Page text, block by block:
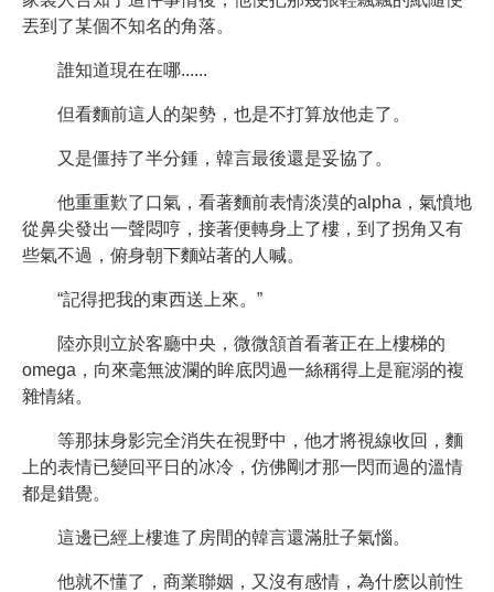
丟到了某個不知名的角落。
誰知道現在在哪......
但看麵前這人的架勢，也是不打算放他走了。
又是僵持了半分鍾，韓言最後還是妥協了。
他重重歎了口氣，看著麵前表情淡漠的alpha，氣憤地
從鼻尖發出一聲悶哼，接著便轉身上了樓，到了拐角又有
些氣不過，俯身朝下麵站著的人喊。
“記得把我的東西送上來。”
陸亦則立於客廳中央，微微頷首看著正在上樓梯的
omega，向來毫無波瀾的眸底閃過一絲稱得上是寵溺的複
雜情緒。
等那抹身影完全消失在視野中，他才將視線收回，麵
上的表情已變回平日的冰冷，仿佛剛才那一閃而過的溫情
都是錯覺。
這邊已經上樓進了房間的韓言還滿肚子氣惱。
他就不懂了，商業聯姻，又沒有感情，為什麽以前性